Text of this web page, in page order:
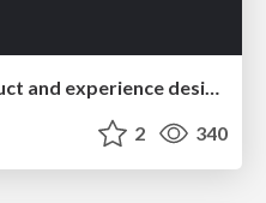
Ethics towards AI in product and experience design
2 340